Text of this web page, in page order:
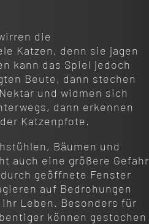
die
Katzen, denn sie jagen
kann das Spiel jedoch
Beute, dann stechen
und widmen sich
dann erkennen
Katzenpfote.
Bäumen und
auch eine größere Gefahr
geöffnete Fenster
auf Bedrohungen
Leben. Besonders für
können gestochen